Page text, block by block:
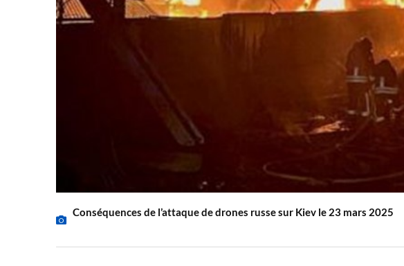
Conséquences de l’attaque de drones russe sur Kiev le 23 mars 2025